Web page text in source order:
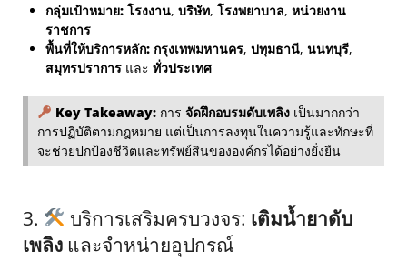
กลุ่มเป้าหมาย: โรงงาน, บริษัท, โรงพยาบาล, หน่วยงาน
ราชการ
พื้นที่ให้บริการหลัก: กรุงเทพมหานคร, ปทุมธานี, นนทบุรี,
สมุทรปราการ และ ทั่วประเทศ
Key Takeaway:การ จัดฝึกอบรมดับเพลิงเป็นมากกว่า
การปฏิบัติตามกฎหมาย แต่เป็นการลงทุนในความรู้และทักษะที่
จะช่วยปกป้องชีวิตและทรัพย์สินขององค์กรได้อย่างยั่งยืน
3. บริการเสริมครบวงจร: เติมน้ำยาดับ
เพลิง และจำหน่ายอุปกรณ์